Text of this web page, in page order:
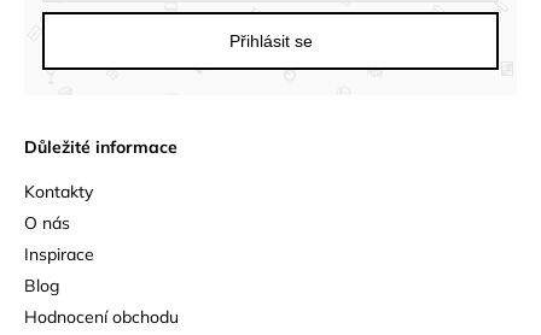
Důležité informace
Kontakty
O nás
Inspirace
Blog
Hodnocení obchodu
Přihlásit se